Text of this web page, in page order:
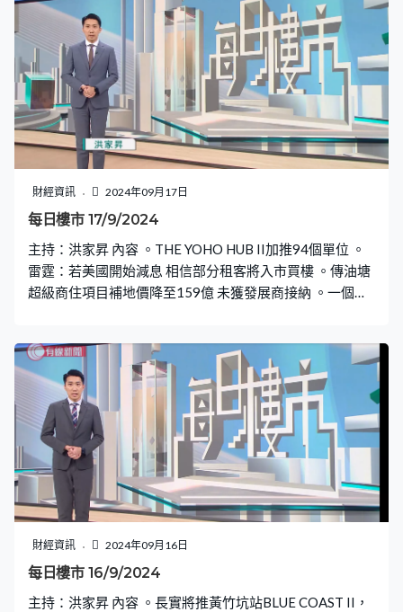
財經資訊 2024年09月17日
每日樓市 17/9/2024
主持：洪家昇 內容 。THE YOHO HUB II加推94個單位 。
雷霆：若美國開始減息 相信部分租客將入市買樓 。傳油塘
超級商住項目補地價降至159億 未獲發展商接納 。一個月
財經資訊 2024年09月16日
每日樓市 16/9/2024
主持：洪家昇 內容 。長實將推黃竹坑站BLUE COAST II，